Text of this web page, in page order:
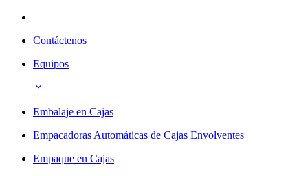
Contáctenos
Equipos
Embalaje en Cajas
Empacadoras Automáticas de Cajas Envolventes
Empaque en Cajas